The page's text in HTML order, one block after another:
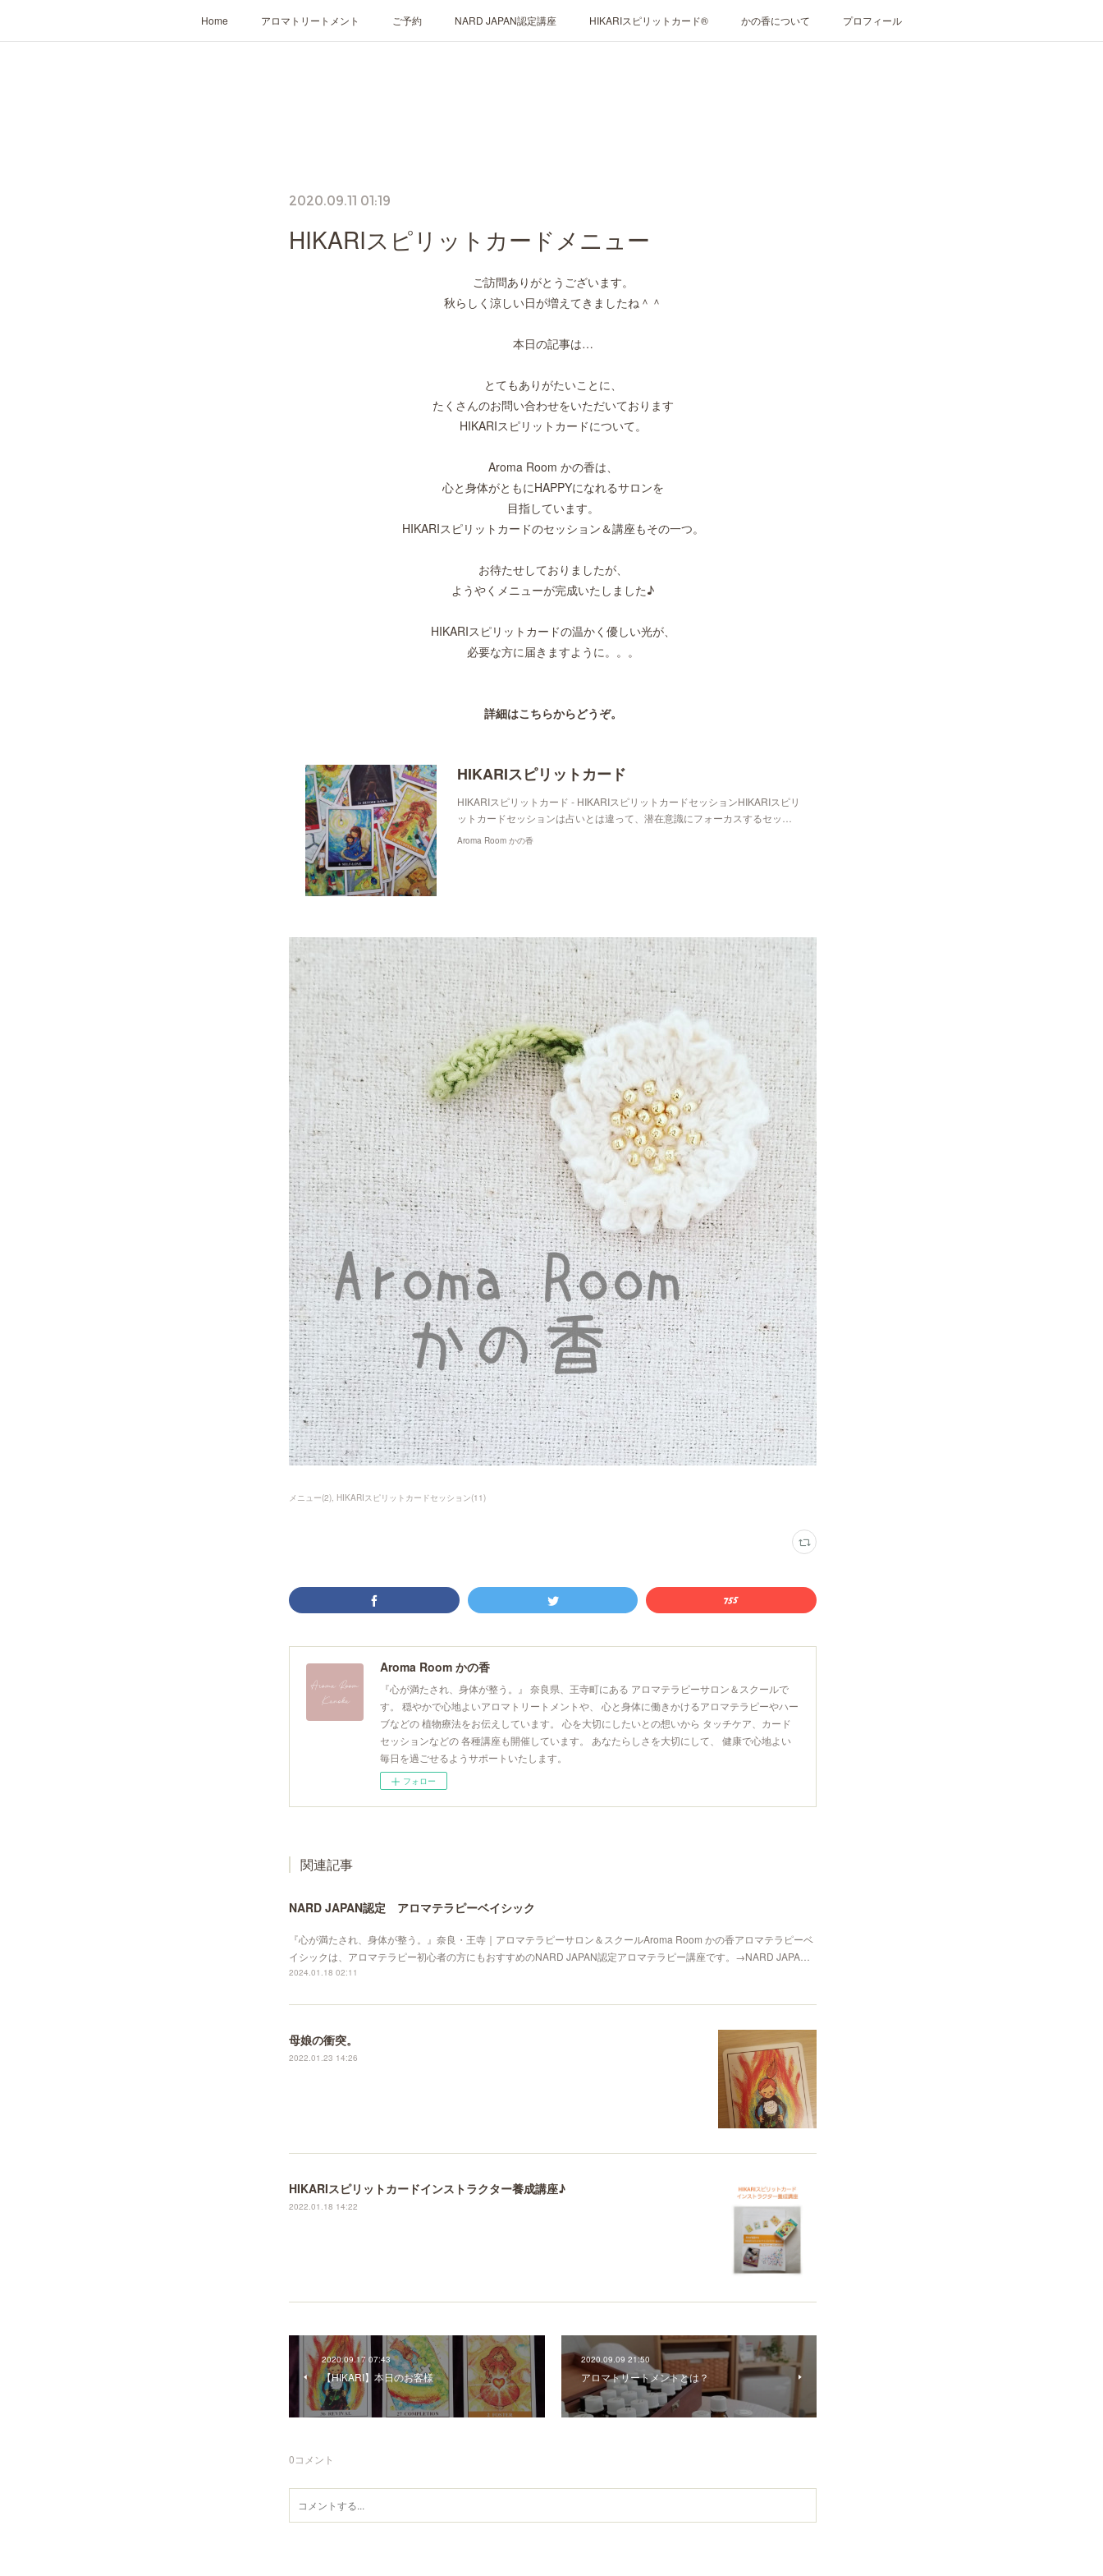
Home アロマトリートメント ご予約 NARD JAPAN認定講座 HIKARIスピリットカード® かの香について プロフィール
2020.09.11 01:19
HIKARIスピリットカードメニュー
ご訪問ありがとうございます。
秋らしく涼しい日が増えてきましたね＾＾
本日の記事は…
とてもありがたいことに、
たくさんのお問い合わせをいただいております
HIKARIスピリットカードについて。
Aroma Room かの香は、
心と身体がともにHAPPYになれるサロンを
目指しています。
HIKARIスピリットカードのセッション＆講座もその一つ。
お待たせしておりましたが、
ようやくメニューが完成いたしました♪
HIKARIスピリットカードの温かく優しい光が、
必要な方に届きますように。。。
詳細はこちらからどうぞ。
HIKARIスピリットカード
HIKARIスピリットカード - HIKARIスピリットカードセッションHIKARIスピリ
ットカードセッションは占いとは違って、潜在意識にフォーカスするセッ…
Aroma Room かの香
メニュー(2) HIKARIスピリットカードセッション(11)
Aroma Room かの香
『心が満たされ、身体が整う。』 奈良県、王寺町にある アロマテラピーサロン＆スクールで
す。 穏やかで心地よいアロマトリートメントや、 心と身体に働きかけるアロマテラピーやハー
ブなどの 植物療法をお伝えしています。 心を大切にしたいとの想いから タッチケア、カード
セッションなどの 各種講座も開催しています。 あなたらしさを大切にして、 健康で心地よい
毎日を過ごせるようサポートいたします。
フォロー
関連記事
NARD JAPAN認定 アロマテラピーベイシック
『心が満たされ、身体が整う。』奈良・王寺｜アロマテラピーサロン＆スクールAroma Room かの香アロマテラピーベ
イシックは、アロマテラピー初心者の方にもおすすめのNARD JAPAN認定アロマテラピー講座です。→NARD JAPA…
2024.01.18 02:11
母娘の衝突。
2022.01.23 14:26
HIKARIスピリットカードインストラクター養成講座♪
2022.01.18 14:22
2020.09.17 07:43
【HIKARI】本日のお客様
2020.09.09 21:50
アロマトリートメントとは？
0コメント